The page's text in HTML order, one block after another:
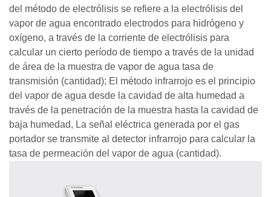
del método de electrólisis se refiere a la electrólisis del
vapor de agua encontrado electrodos para hidrógeno y
oxígeno, a través de la corriente de electrólisis para
calcular un cierto período de tiempo a través de la unidad
de área de la muestra de vapor de agua tasa de
transmisión (cantidad); El método infrarrojo es el principio
del vapor de agua desde la cavidad de alta humedad a
través de la penetración de la muestra hasta la cavidad de
baja humedad, La señal eléctrica generada por el gas
portador se transmite al detector infrarrojo para calcular la
tasa de permeación del vapor de agua (cantidad).